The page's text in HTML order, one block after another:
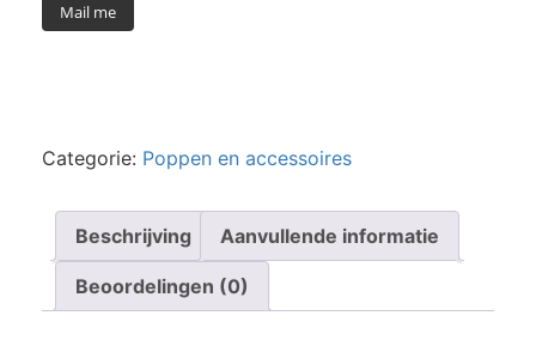
Mail me
Categorie: Poppen en accessoires
Beschrijving Aanvullende informatie
Beoordelingen (0)